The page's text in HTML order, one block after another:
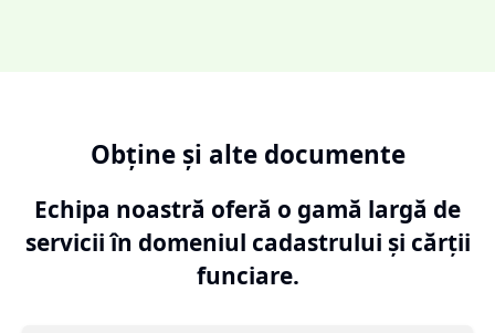
Obține și alte documente
Echipa noastră oferă o gamă largă de
servicii în domeniul cadastrului și cărții
funciare.